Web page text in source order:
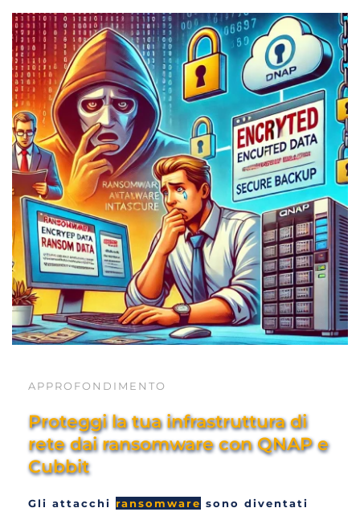
APPROFONDIMENTO
Proteggi la tua infrastruttura di
rete dai ransomware con QNAP e
Cubbit
Gli attacchi ransomware sono diventati